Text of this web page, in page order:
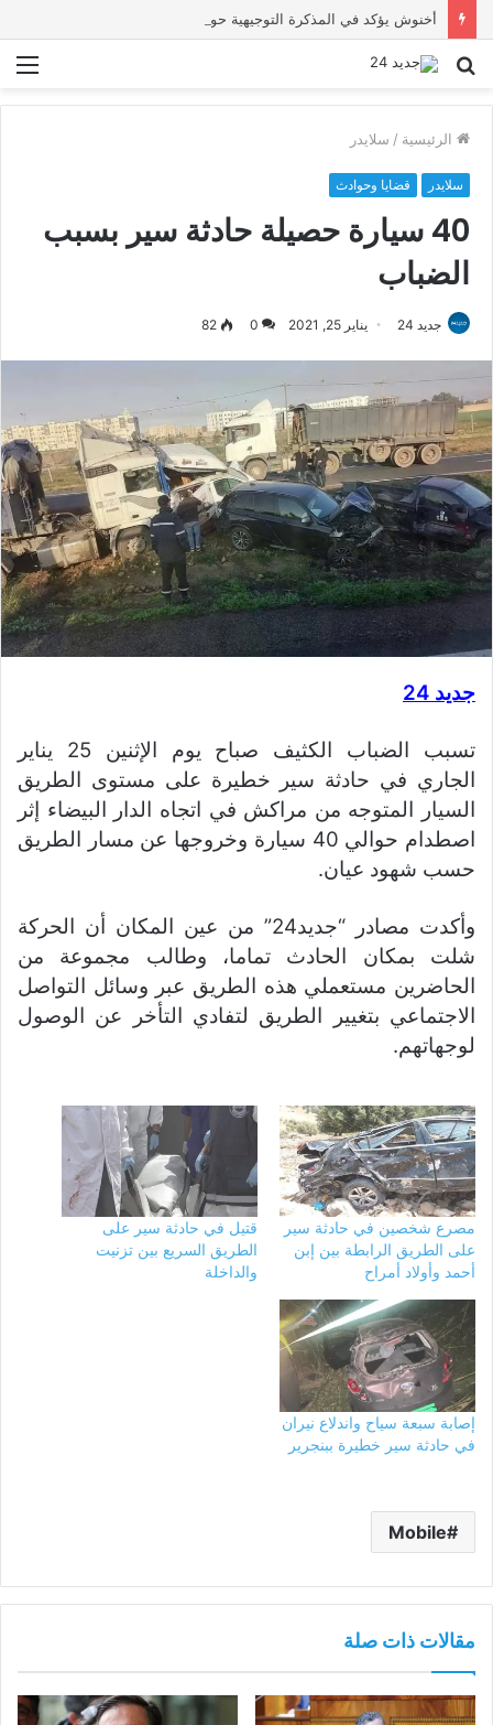
بحث
الرئيسية / سلايدر
سلايدر قضايا وحوادث
40 سيارة حصيلة حادثة سير بسبب
الضباب
جديد 24 يناير 25, 2021 0
82
جديد 24
تسبب الضباب الكثيف صباح يوم الإثنين 25 يناير
الجاري في حادثة سير خطيرة على مستوى الطريق
السيار المتوجه من مراكش في اتجاه الدار البيضاء إثر
اصطدام حوالي 40 سيارة وخروجها عن مسار الطريق
حسب شهود عيان.
وأكدت مصادر “جديد24” من عين المكان أن الحركة
شلت بمكان الحادث تماما، وطالب مجموعة من
الحاضرين مستعملي هذه الطريق عبر وسائل التواصل
الاجتماعي بتغيير الطريق لتفادي التأخر عن الوصول
لوجهاتهم.
مصرع شخصين في حادثة سير
على الطريق الرابطة بين إبن
أحمد وأولاد أمراح
قتيل في حادثة سير على
الطريق السريع بين تزنيت
والداخلة
إصابة سبعة سياح واندلاع نيران
في حادثة سير خطيرة ببنجرير
Mobile
مقالات ذات صلة